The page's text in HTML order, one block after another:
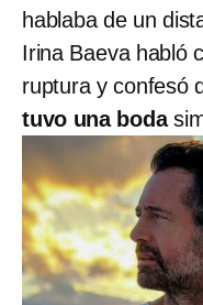
hablaba de un
Irina Baeva habló
ruptura y confesó
tuvo una boda